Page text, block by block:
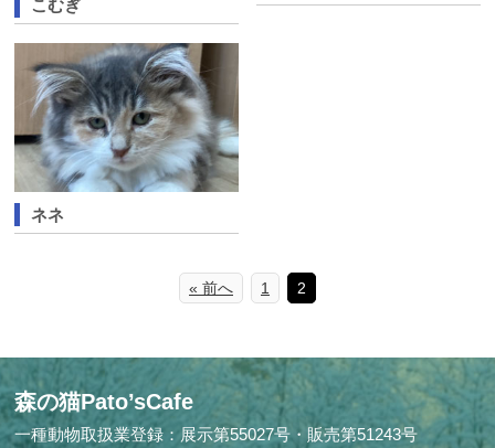
こむぎ
ネネ
« 前へ 1 2
森の猫Pato’sCafe
一種動物取扱業登録：展示第55027号・販売第51243号